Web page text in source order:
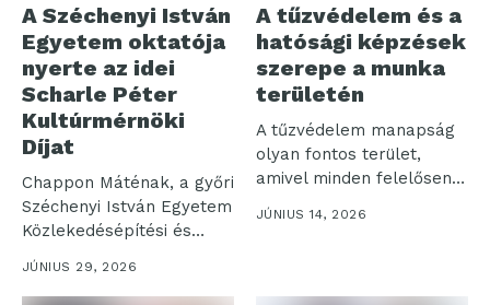
A Széchenyi István
Egyetem oktatója
nyerte az idei
Scharle Péter
Kultúrmérnöki
Díjat
Chappon Máténak, a győri
Széchenyi István Egyetem
Közlekedésépítési és
oktatójának...
JÚNIUS 29, 2026
A tűzvédelem és a
hatósági képzések
szerepe a munka
területén
A tűzvédelem manapság
olyan fontos terület,
amivel minden felelősen
foglalkoznia...
JÚNIUS 14, 2026